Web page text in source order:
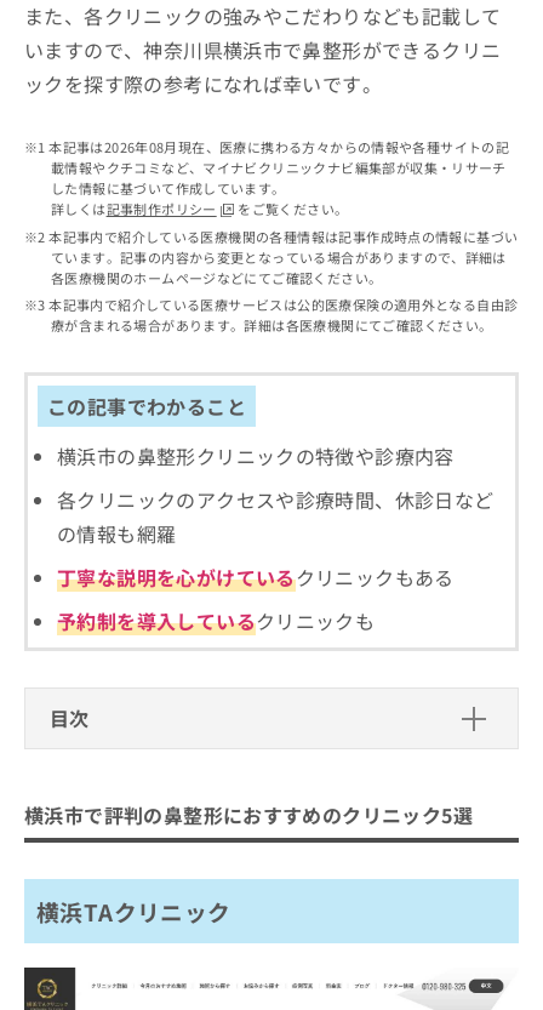
また、各クリニックの強みやこだわりなども記載して
いますので、神奈川県横浜市で鼻整形ができるクリニ
ックを探す際の参考になれば幸いです。
本記事は2026年08月現在、医療に携わる方々からの情報や各種サイトの記
載情報やクチコミなど、マイナビクリニックナビ編集部が収集・リサーチ
した情報に基づいて作成しています。
詳しくは記事制作ポリシー
をご覧ください。
本記事内で紹介している医療機関の各種情報は記事作成時点の情報に基づい
ています。記事の内容から変更となっている場合がありますので、詳細は
各医療機関のホームページなどにてご確認ください。
本記事内で紹介している医療サービスは公的医療保険の適用外となる自由診
療が含まれる場合があります。詳細は各医療機関にてご確認ください。
この記事でわかること
横浜市の鼻整形クリニックの特徴や診療内容
各クリニックのアクセスや診療時間、休診日など
の情報も網羅
丁寧な説明を心がけているクリニックもある
予約制を導入しているクリニックも
目次
横浜TAクリニック
よこはまエーブクリニック
横浜中央クリニック
エムズクリニック
横浜市で評判の鼻整形におすすめのクリニック5選
横浜TAクリニック
ナビ
ニッ
クナ
ビサ
への
お問
合せ
フォ
ーム
とな
りま
す。
クリ
ニッ
約・
症状
のご
相談
など
はで
きま
せん
ご了
承く
ださ
い。
資
料
の
請
ち
無
報
の
申
み
こ
ち
報
の
正
は
こ
ら
出
の
お
合
は
ら
料
ご
請
は
ら
無
料
情
充
お
申
込
み
は
こ
ち
ら